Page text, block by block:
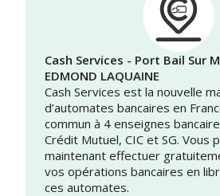
Cash Services - Port Bail Sur
EDMOND LAQUAINE
Cash Services est la nouvelle
d’automates bancaires en
commun à 4 enseignes
Crédit Mutuel, CIC et SG. Vous
maintenant effectuer
vos opérations bancaires en
ces automates.